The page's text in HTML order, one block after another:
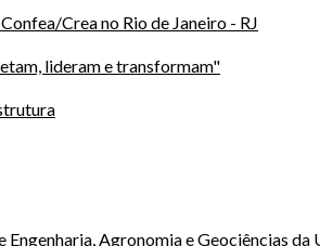
Crea no Rio de Janeiro - RJ
lideram e transformam"
Agronomia e Geociências da